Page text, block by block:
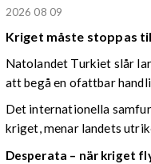
2026 08 09
Kriget måste stoppas
Natolandet Turkiet slår
att begå en ofattbar
Det internationella
kriget, menar landets
Desperata – när kriget